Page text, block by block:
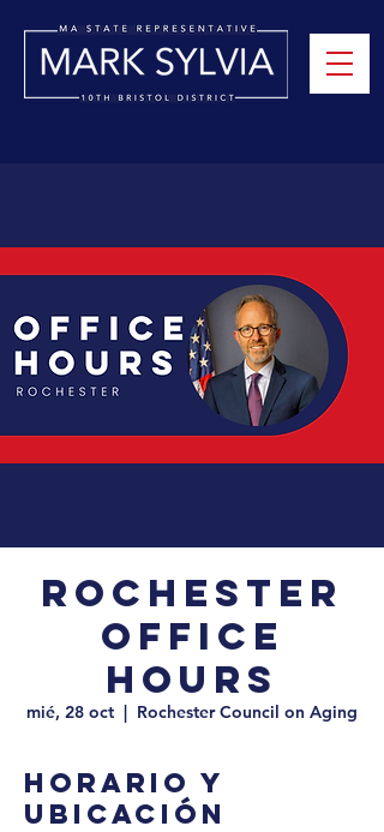
Rochester
Office
Hours
mié, 28 oct
  |
Rochester Council on Aging
Horario y
ubicación